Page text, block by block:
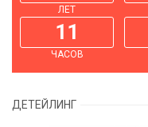
ЛЕТ
11
ЧАСОВ
ДЕТЕЙЛИНГ